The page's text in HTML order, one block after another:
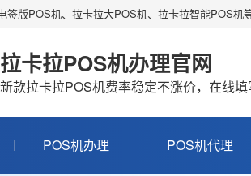
版POS机、拉卡拉大POS机、拉卡拉智能POS机等
拉卡拉POS机办理官网
新款拉卡拉POS机费率稳定不涨价，在线填
POS机办理 POS机代理